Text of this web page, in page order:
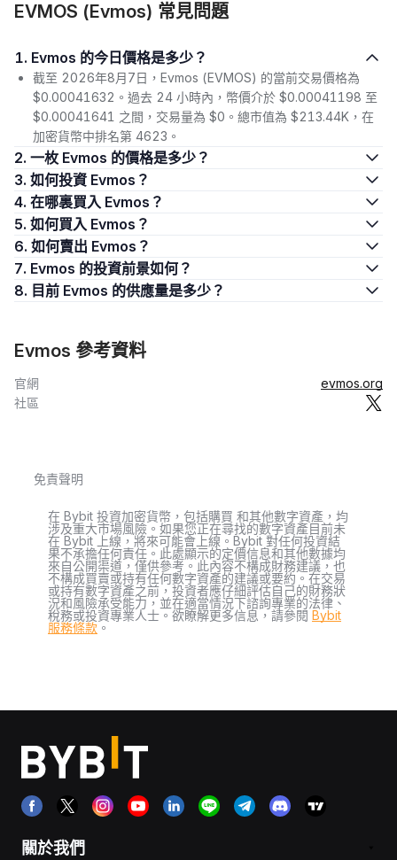
EVMOS (Evmos) 常見問題
1. Evmos 的今日價格是多少？
截至 2026年8月7日，Evmos (EVMOS) 的當前交易價格為
$0.00041632。過去 24 小時內，幣價介於 $0.00041198 至
$0.00041641 之間，交易量為 $0。總市值為 $213.44K，在
加密貨幣中排名第 4623。
2. 一枚 Evmos 的價格是多少？
3. 如何投資 Evmos？
4. 在哪裏買入 Evmos？
5. 如何買入 Evmos？
6. 如何賣出 Evmos？
7. Evmos 的投資前景如何？
8. 目前 Evmos 的供應量是多少？
Evmos 參考資料
官網
evmos.org
社區
免責聲明
在 Bybit 投資加密貨幣，包括購買 和其他數字資產，均
涉及重大市場風險。如果您正在尋找的數字資產目前未
在 Bybit 上線，將來可能會上線。Bybit 對任何投資結
果不承擔任何責任。此處顯示的定價信息和其他數據均
來自公開渠道，僅供參考。此內容不構成財務建議，也
不構成買賣或持有任何數字資產的建議或要約。在交易
或持有數字資產之前，投資者應仔細評估自己的財務狀
況和風險承受能力，並在適當情況下諮詢專業的法律、
稅務或投資專業人士。欲瞭解更多信息，請參閱 Bybit
服務條款 。
關於我們